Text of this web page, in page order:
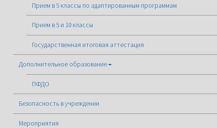
Прием в 5 классы по адаптированным программам
Прием в 5 и 10 классы
Государственная итоговая аттестация
Дополнительное образование
ПФДО
Безопасность в учреждении
Мероприятия